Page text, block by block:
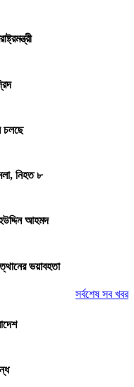
চলছে
নিহত ৮
আহমদ
ভয়াবহতা
সর্বশেষ সব খবর